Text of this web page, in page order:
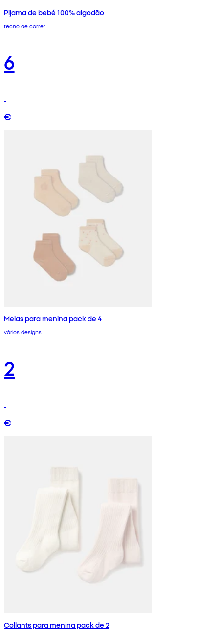
Pijama de bebé 100% algodão
fecho de correr
6
€
Meias para menina pack de 4
vários designs
2
€
Collants para menina pack de 2